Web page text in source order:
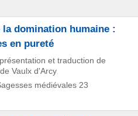
domination humaine :
en pureté
et traduction de
Vaulx d'Arcy
médiévales 23